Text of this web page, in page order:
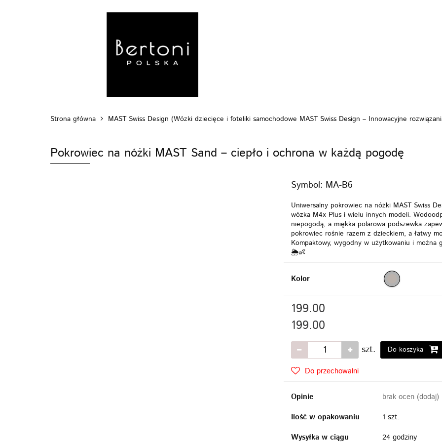
POZA DOMEM
Strona główna MAST Swiss Design (Wózki dziecięce i foteliki samochodowe MAST Swiss Design – Innowacyjne
Pokrowiec na nóżki MAST Sand – ciepło i ochrona w każdą pogodę
Symbol: MA-B6
Uniwersalny pokrowiec na nóżki MAST Swiss
wózka M4x Plus i wielu innych modeli.
niepogodą, a miękka polarowa podszewka
pokrowiec rośnie razem z dzieckiem, a łatwy
Kompaktowy, wygodny w użytkowaniu i
🌦👶
Kolor
199.00
199.00
szt. Do koszyka
Do przechowalni
Opinie brak ocen (dodaj)
Ilość w opakowaniu
1 szt.
Wysyłka w ciągu
24 godziny